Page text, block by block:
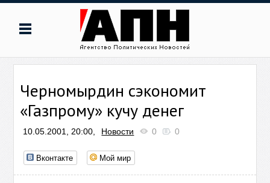
Черномырдин сэкономит
«Газпрому» кучу денег
10.05.2001, 20:00, Новости 0 0
Вконтакте Мой мир